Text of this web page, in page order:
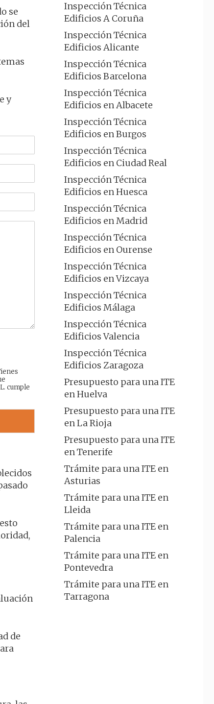
se
del
y
cumple
de
Inspección Técnica
Edificios A Coruña
Inspección Técnica
Edificios Alicante
Inspección Técnica
Edificios Barcelona
Inspección Técnica
Edificios en Albacete
Inspección Técnica
Edificios en Burgos
Inspección Técnica
Edificios en Ciudad Real
Inspección Técnica
Edificios en Huesca
Inspección Técnica
Edificios en Madrid
Inspección Técnica
Edificios en Ourense
Inspección Técnica
Edificios en Vizcaya
Inspección Técnica
Edificios Málaga
Inspección Técnica
Edificios Valencia
Inspección Técnica
Edificios Zaragoza
Presupuesto para una ITE
en Huelva
Presupuesto para una ITE
en La Rioja
Presupuesto para una ITE
en Tenerife
Trámite para una ITE en
Asturias
Trámite para una ITE en
Lleida
Trámite para una ITE en
Palencia
Trámite para una ITE en
Pontevedra
Trámite para una ITE en
Tarragona